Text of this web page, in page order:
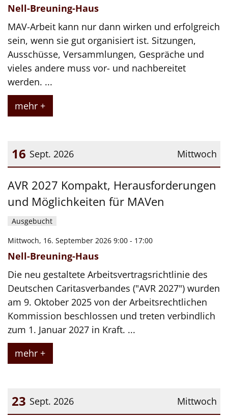
Nell-Breuning-Haus
MAV-Arbeit kann nur dann wirken und erfolgreich
sein, wenn sie gut organisiert ist. Sitzungen,
Ausschüsse, Versammlungen, Gespräche und
vieles andere muss vor- und nachbereitet
werden. ...
mehr +
Mittwoch
16 Sept. 2026
AVR 2027 Kompakt, Herausforderungen
und Möglichkeiten für MAVen
Ausgebucht
Mittwoch, 16. September 2026 9:00 - 17:00
Nell-Breuning-Haus
Die neu gestaltete Arbeitsvertragsrichtlinie des
Deutschen Caritasverbandes ("AVR 2027") wurden
am 9. Oktober 2025 von der Arbeitsrechtlichen
Kommission beschlossen und treten verbindlich
zum 1. Januar 2027 in Kraft. ...
mehr +
Mittwoch
23 Sept. 2026